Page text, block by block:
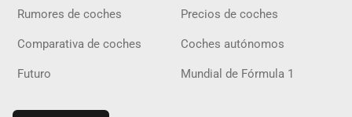
Rumores de coches Precios de coches
Comparativa de coches Coches autónomos
Futuro Mundial de Fórmula 1